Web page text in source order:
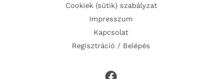
Cookiek (sütik) szabályzat
Impresszum
Kapcsolat
Regisztráció / Belépés